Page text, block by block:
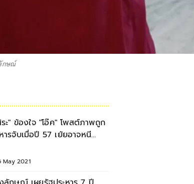
กษณ์
ะ" ข้องใจ "โอ๊ค" โพสต์ภาพถูก
ารจับเมื่อปี 57 เย้ยอาจหนี
May 2021